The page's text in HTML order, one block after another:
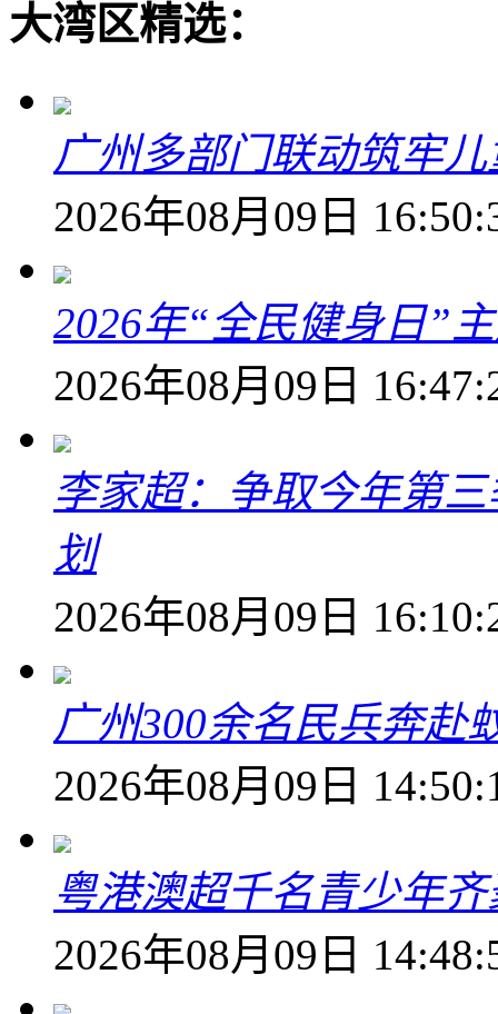
大湾区精选：
广州多部门联动筑牢
2026年08月09日
2026年“全民健身日”
2026年08月09日
李家超：争取今年第
划
2026年08月09日
广州300余名民兵奔赴
2026年08月09日
粤港澳超千名青少年
2026年08月09日